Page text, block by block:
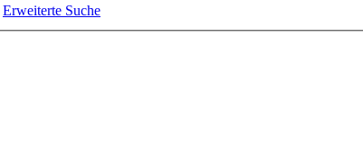
Erweiterte Suche